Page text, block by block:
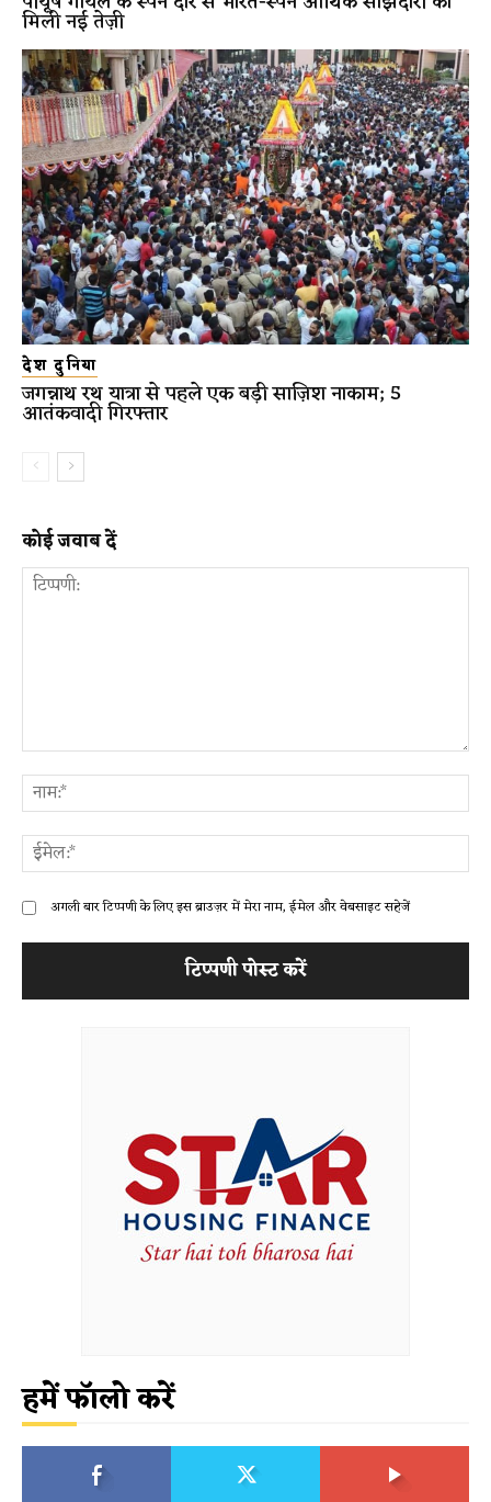
मिली नई तेज़ी
देश दुनिया
जगन्नाथ रथ यात्रा से पहले एक बड़ी साज़िश नाकाम; 5
आतंकवादी गिरफ्तार
कोई जवाब दें
अगली बार टिप्पणी के लिए इस ब्राउज़र में मेरा नाम, ईमेल और वेबसाइट सहेजें
हमें फॉलो करें